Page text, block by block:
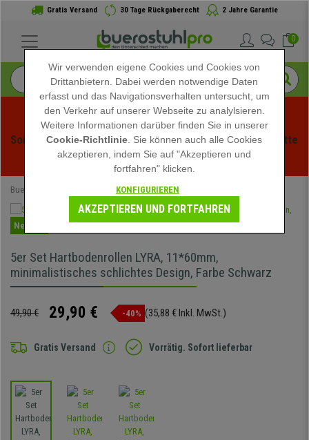
Gratis Versand 30 Tage Rückgaberecht 2 Jahre Garantie
0
Sommerschlussverauf bei buerstuhlpro! Exklusive Rabatte
für kurze Zeit - Aktion ansehen -
Buerostuhlpro Rollen
Neuheit
5er Set Hartbodenrollen LYRA, 11*60mm,
minimalistisches schlichtes Design, Farbe Schwarz
49,90 € 29,90 € -40% (35,88 € Inkl. MwSt.)
Gratis Versand Vorrätig. Sofort lieferbar
Wir verwenden eigene Cookies und Cookies von
Drittanbietern. Dabei werden notwendige Daten
erfasst und das Navigationsverhalten untersucht, um
den Verkehr auf unserer Webseite zu analylsieren.
Weitere Informationen darüber finden Sie in unserer
Cookie-Richtlinie . Sie können auch alle Cookies
akzeptieren, indem Sie auf "Akzeptieren und
fortfahren" klicken.
KONFIGURIEREN
AKZEPTIEREN UND FORTFAHREN